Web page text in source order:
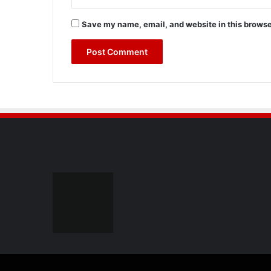
Save my name, email, and website in this